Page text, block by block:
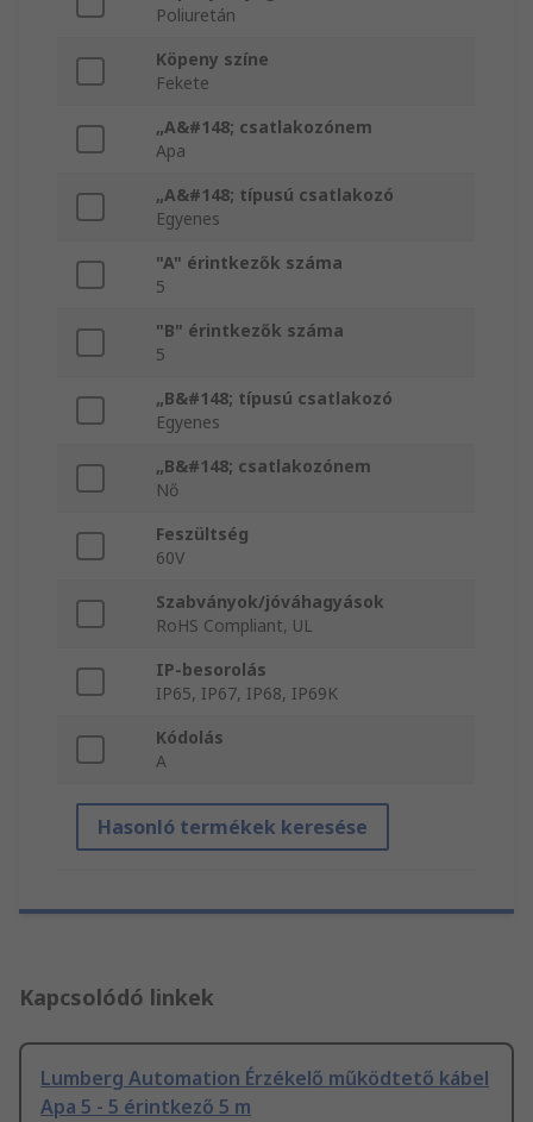
Poliuretán
Köpeny színe
Fekete
„A&#148; csatlakozónem
Apa
„A&#148; típusú csatlakozó
Egyenes
"A" érintkezők száma
5
"B" érintkezők száma
5
„B&#148; típusú csatlakozó
Egyenes
„B&#148; csatlakozónem
Nő
Feszültség
60V
Szabványok/jóváhagyások
RoHS Compliant, UL
IP-besorolás
IP65, IP67, IP68, IP69K
Kódolás
A
Hasonló termékek keresése
Kapcsolódó linkek
Lumberg Automation Érzékelő működtető kábel
Apa 5 - 5 érintkező 5 m